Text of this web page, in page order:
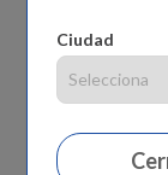
Ciudad